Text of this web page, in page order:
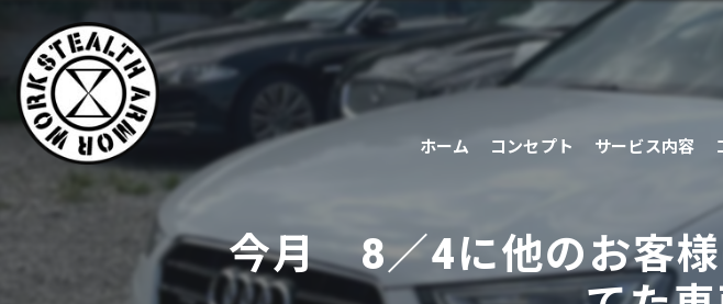
ホーム コンセプト サービス内容
今月 8／4に他のお客様